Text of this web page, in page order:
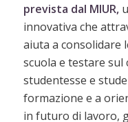
prevista dal MIUR,
innovativa che
aiuta a consolidare
scuola e testare
studentesse e
formazione e a
in futuro di lavoro,